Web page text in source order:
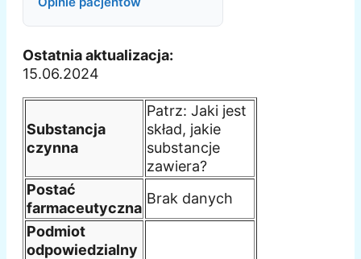
Ostatnia aktualizacja:
15.06.2024
Substancja
czynna
Patrz: Jaki jest
skład, jakie
substancje
zawiera?
Postać
farmaceutyczna
Brak danych
Podmiot
odpowiedzialny